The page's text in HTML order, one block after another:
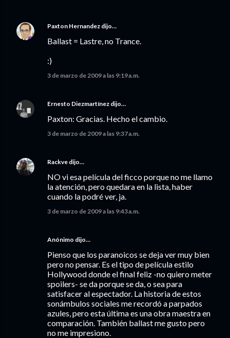
Paxton Hernandez dijo…
Ballast = Lastre, no Trance.
:)
3 de marzo de 2009 a las 9:19 a.m.
Ernesto Diezmartínez dijo…
Paxton: Gracias. Hecho el cambio.
3 de marzo de 2009 a las 9:37 a.m.
Rackve dijo…
NO vi esa película del ficco porque no me llamo
la atención, pero quedara en la lista, haber
cuando la podré ver, ja.
3 de marzo de 2009 a las 9:43 a.m.
Anónimo dijo…
Pienso que los paranoicos se deja ver muy bien
pero no pensar. Es el tipo de película estilo
Hollywood donde el final feliz -no quiero meter
spoilers- se da porque se da, o sea para
satisfacer al espectador. La historia de estos
sonámbulos sociales me recordó a parpados
azules, pero esta última es una obra maestra en
comparación. También ballast me gusto pero
no me impresiono.